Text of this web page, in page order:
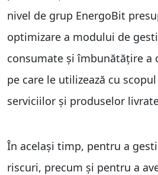
nivel de grup EnergoBit
optimizare a modului de
consumate și îmbunătățire
pe care le utilizează cu
serviciilor și produselor
În același timp, pentru a
riscuri, precum și pentru a